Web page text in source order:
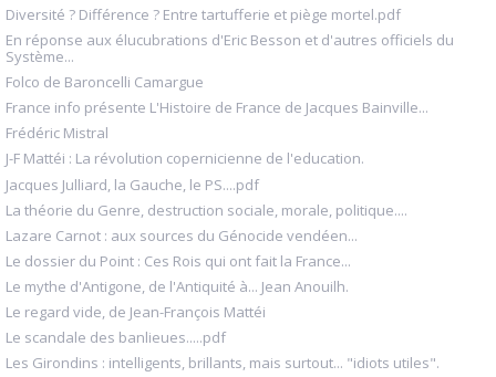
Diversité ? Différence ? Entre tartufferie et piège mortel.pdf
En réponse aux élucubrations d'Eric Besson et d'autres officiels du
Système...
Folco de Baroncelli Camargue
France info présente L'Histoire de France de Jacques Bainville...
Frédéric Mistral
J-F Mattéi : La révolution copernicienne de l'education.
Jacques Julliard, la Gauche, le PS....pdf
La théorie du Genre, destruction sociale, morale, politique....
Lazare Carnot : aux sources du Génocide vendéen...
Le dossier du Point : Ces Rois qui ont fait la France...
Le mythe d'Antigone, de l'Antiquité à... Jean Anouilh.
Le regard vide, de Jean-François Mattéi
Le scandale des banlieues.....pdf
Les Girondins : intelligents, brillants, mais surtout... "idiots utiles".